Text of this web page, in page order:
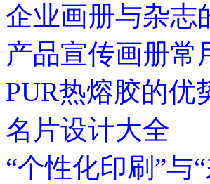
企业画册与杂志
产品宣传画册常
PUR热熔胶的优
名片设计大全
“个性化印刷”与